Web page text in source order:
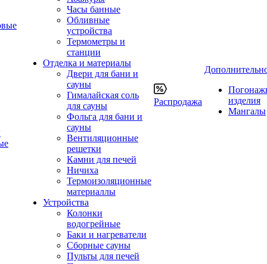
Часы банные
Обливные
устройства
Термометры и
станции
Отделка и материалы
Двери для бани и
сауны
Гималайская соль
для сауны
Фольга для бани и
сауны
Вентиляционные
решетки
Камни для печей
Ничиха
Термоизоляционные
материаллы
Устройства
Колонки
водогрейные
Баки и нагреватели
Сборные сауны
Пульты для печей
Распродажа
изделия
Мангалы